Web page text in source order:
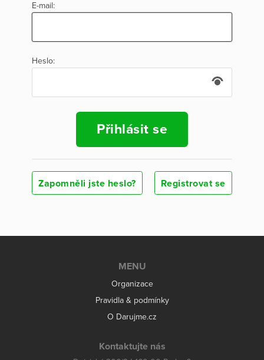
E-mail:
Heslo:
Přihlásit se
Zapomněli jste heslo? Registrovat se
MENU
Organizace
Pravidla & podmínky
O Darujme.cz
Kontaktujte nás